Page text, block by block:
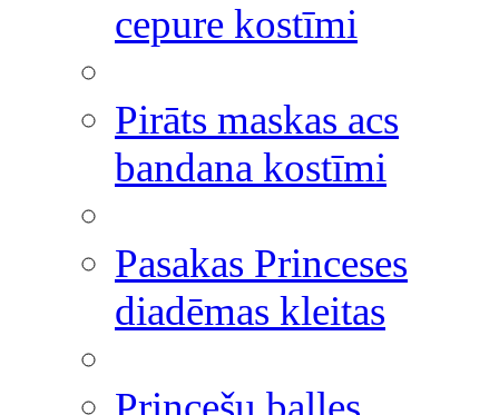
cepure kostīmi
Pirāts maskas acs
bandana kostīmi
Pasakas Princeses
diadēmas kleitas